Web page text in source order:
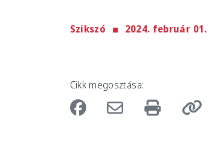
Szikszó 2024. február 01.
Cikk megosztása: